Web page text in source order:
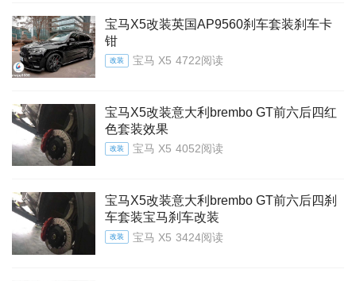
宝马X5改装英国AP9560刹车套装刹车卡
钳
改装 宝马 X5 4722阅读
宝马X5改装意大利brembo GT前六后四红
色套装效果
改装 宝马 X5 4052阅读
宝马X5改装意大利brembo GT前六后四刹
车套装宝马刹车改装
改装 宝马 X5 3424阅读